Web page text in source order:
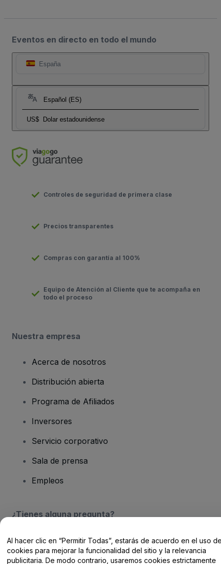
Eventos en directo en todo el mundo
España
Español (ES)
US$ Dolar estadounidense
Controles de seguridad de primera clase
Precios transparentes
Compras con garantía al 100%
Equipo de Atención al Cliente que te acompaña en
todo el proceso
Nuestra empresa
Acerca de nosotros
Distribución abierta
Programa de Afiliados
Inversores
Servicio corporativo
Sala de prensa
Empleos
¿Tienes alguna pregunta?
Centro de Ayuda / Contacto
Al hacer clic en “Permitir Todas”, estarás de acuerdo en el uso
cookies para mejorar la funcionalidad del sitio y la relevancia
publicitaria. De modo contrario, usaremos cookies estrictamente